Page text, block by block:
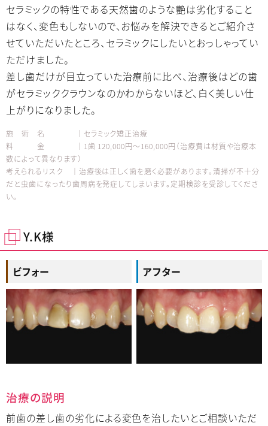
セラミックの特性である天然歯のような艶は劣化すること
はなく、変色もしないので、お悩みを解決できるとご紹介さ
せていただいたところ、セラミックにしたいとおっしゃってい
ただけました。
差し歯だけが目立っていた治療前に比べ、治療後はどの歯
がセラミッククラウンなのかわからないほど、白く美しい仕
上がりになりました。
施 術 名 │セラミック矯正治療
料 金 │1歯 120,000円～160,000円（治療費は材質や治療本
数によって異なります）
考えられるリスク │治療後は正しく歯を磨く必要があります。清掃が不十分
だと虫歯になったり歯周病を発症してしまいます。定期検診を受診してくださ
い。
Y.K様
ビフォー アフター
治療の説明
前歯の差し歯の劣化による変色を治したいとご相談いただ